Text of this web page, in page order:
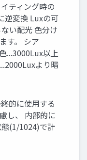
ティング時の
逆変換 Luxの可
い配光 色分け
す。 シア
...3000Lux以上
より暗
的に使用する
し、 内部的に
態(1/1024)で計